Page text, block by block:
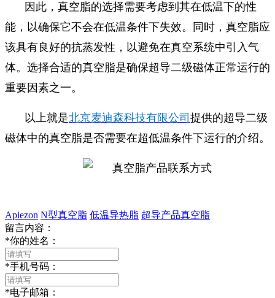
因此，真空脂的选择需要考虑到其在低温下的性
能，以确保它不会在低温条件下失效。同时，真空脂应
该具有良好的抗蒸发性，以避免在真空系统中引入气
体。选择合适的真空脂是确保超导二级磁体正常运行的
重要因素之一。
以上就是北京麦迪森科技有限公司 提供的超导二级
磁体中的真空脂是否需要在超低温条件下运行的介绍。
Apiezon N型真空脂 低温导热脂 超导产品真空脂
留言内容：
*你的姓名：
*手机号码：
*电子邮箱：